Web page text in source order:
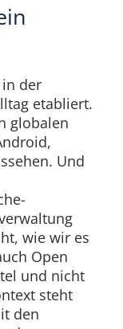
der
etabliert.
globalen
Und
wie wir es
Open
und nicht
steht
den